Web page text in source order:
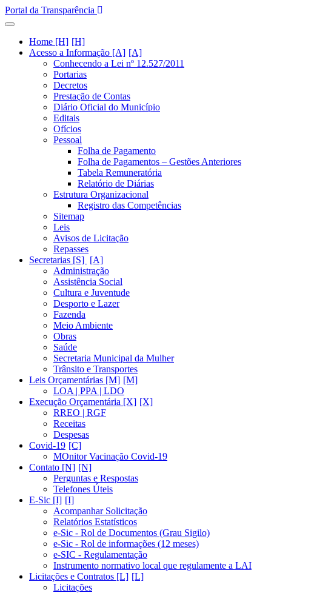
Portal da Transparência
Home [H]
Acesso a Informação [A]
Conhecendo a Lei nº 12.527/2011
Portarias
Decretos
Prestação de Contas
Diário Oficial do Município
Editais
Ofícios
Pessoal
Folha de Pagamento
Folha de Pagamentos – Gestões Anteriores
Tabela Remuneratória
Relatório de Diárias
Estrutura Organizacional
Registro das Competências
Sitemap
Leis
Avisos de Licitação
Repasses
Secretarias [S]
Administração
Assistência Social
Cultura e Juventude
Desporto e Lazer
Fazenda
Meio Ambiente
Obras
Saúde
Secretaria Municipal da Mulher
Trânsito e Transportes
Leis Orçamentárias [M]
LOA | PPA | LDO
Execução Orçamentária [X]
RREO | RGF
Receitas
Despesas
Covid-19
MOnitor Vacinação Covid-19
Contato [N]
Perguntas e Respostas
Telefones Úteis
E-Sic [I]
Acompanhar Solicitação
Relatórios Estatísticos
e-Sic - Rol de Documentos (Grau Sigilo)
e-Sic - Rol de informações (12 meses)
e-SIC - Regulamentação
Instrumento normativo local que regulamente a LAI
Licitações e Contratos [L]
Licitações